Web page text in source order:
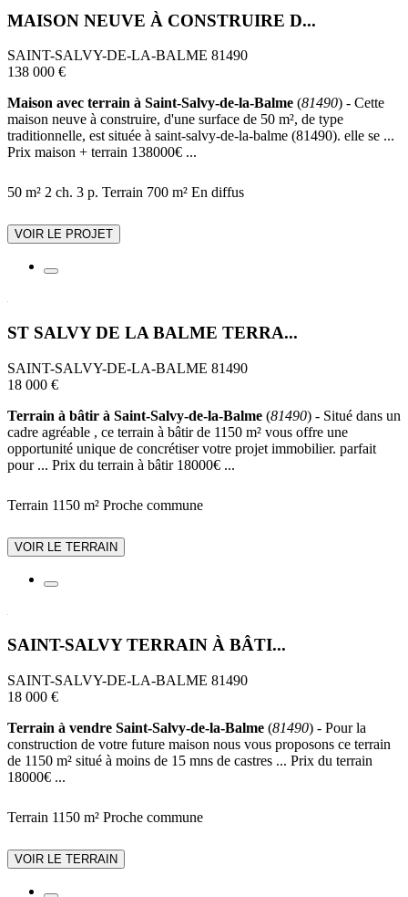
MAISON NEUVE À CONSTRUIRE D...
SAINT-SALVY-DE-LA-BALME 81490
138 000 €
Maison avec terrain à Saint-Salvy-de-la-Balme (81490) - Cette
maison neuve à construire, d'une surface de 50 m², de type
traditionnelle, est située à saint-salvy-de-la-balme (81490). elle se ...
Prix maison + terrain 138000€ ...
50 m² 2 ch. 3 p. Terrain 700 m² En diffus
VOIR LE PROJET
ST SALVY DE LA BALME TERRA...
SAINT-SALVY-DE-LA-BALME 81490
18 000 €
Terrain à bâtir à Saint-Salvy-de-la-Balme (81490) - Situé dans un
cadre agréable , ce terrain à bâtir de 1150 m² vous offre une
opportunité unique de concrétiser votre projet immobilier. parfait
pour ... Prix du terrain à bâtir 18000€ ...
Terrain 1150 m² Proche commune
VOIR LE TERRAIN
SAINT-SALVY TERRAIN À BÂTI...
SAINT-SALVY-DE-LA-BALME 81490
18 000 €
Terrain à vendre Saint-Salvy-de-la-Balme (81490) - Pour la
construction de votre future maison nous vous proposons ce terrain
de 1150 m² situé à moins de 15 mns de castres ... Prix du terrain
18000€ ...
Terrain 1150 m² Proche commune
VOIR LE TERRAIN